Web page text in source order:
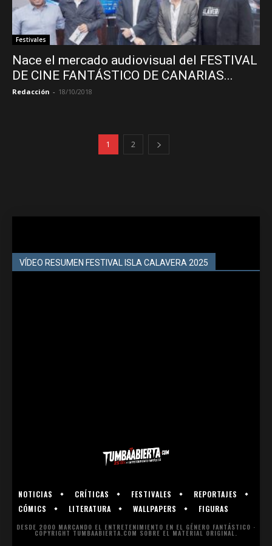
Festivales
Nace el mercado audiovisual del FESTIVAL
DE CINE FANTÁSTICO DE CANARIAS...
Redacción - 18/10/2018
1 2
VÍDEO RESUMEN FESTIVAL ISLA CALAVERA 2025
NOTICIAS CRÍTICAS FESTIVALES
REPORTAJES
CÓMICS
LITERATURA WALLPAPERS FIGURAS
DESDE 2000 MARCANDO EL ENTRETENIMIENTO EN EL GÉNERO FANTÁSTICO ·
COPYRIGHT TUMBAABIERTA.COM SOBRE EL MATERIAL ORIGINAL.